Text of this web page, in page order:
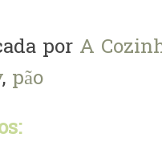
por A
, pão